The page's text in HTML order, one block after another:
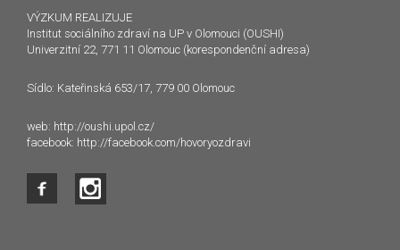
VÝZKUM REALIZUJE
Institut sociálního zdraví na UP v Olomouci (OUSHI)
Univerzitní 22, 771 11 Olomouc (korespondenční adresa)
Sídlo: Kateřinská 653/17, 779 00 Olomouc
web: http://oushi.upol.cz/
facebook: http://facebook.com/hovoryozdravi